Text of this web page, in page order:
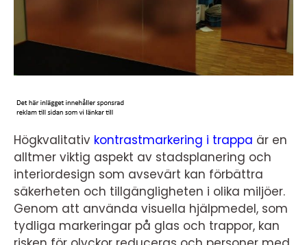
Högkvalitativ kontrastmarkering i trappa är en
alltmer viktig aspekt av stadsplanering och
interiordesign som avsevärt kan förbättra
säkerheten och tillgängligheten i olika miljöer.
Genom att använda visuella hjälpmedel, som
tydliga markeringar på glas och trappor, kan